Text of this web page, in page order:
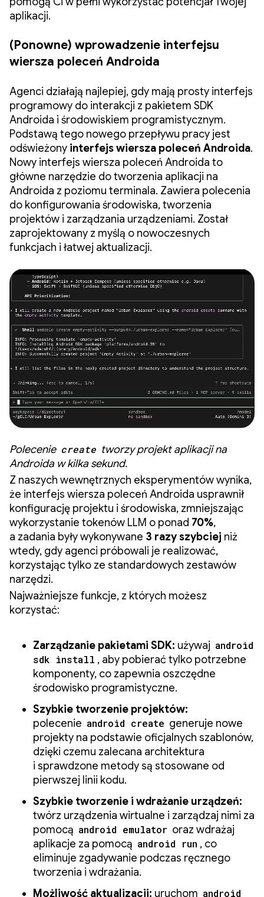
aplikacji.
(Ponowne) wprowadzenie interfejsu
wiersza poleceń Androida
Agenci działają najlepiej, gdy mają prosty interfejs
programowy do interakcji z pakietem SDK
Androida i środowiskiem programistycznym.
Podstawą tego nowego przepływu pracy jest
odświeżony interfejs wiersza poleceń Androida.
Nowy interfejs wiersza poleceń Androida to
główne narzędzie do tworzenia aplikacji na
Androida z poziomu terminala. Zawiera polecenia
do konfigurowania środowiska, tworzenia
projektów i zarządzania urządzeniami. Został
zaprojektowany z myślą o nowoczesnych
funkcjach i łatwej aktualizacji.
Polecenie create tworzy projekt aplikacji na
Androida w kilka sekund.
Z naszych wewnętrznych eksperymentów wynika,
że interfejs wiersza poleceń Androida usprawnił
konfigurację projektu i środowiska, zmniejszając
wykorzystanie tokenów LLM o ponad 70%,
a zadania były wykonywane 3 razy szybciej niż
wtedy, gdy agenci próbowali je realizować,
korzystając tylko ze standardowych zestawów
narzędzi.
Najważniejsze funkcje, z których możesz
korzystać:
Zarządzanie pakietami SDK: używaj android
sdk install , aby pobierać tylko potrzebne
komponenty, co zapewnia oszczędne
środowisko programistyczne.
Szybkie tworzenie projektów:
polecenie android create generuje nowe
projekty na podstawie oficjalnych szablonów,
dzięki czemu zalecana architektura
i sprawdzone metody są stosowane od
pierwszej linii kodu.
Szybkie tworzenie i wdrażanie urządzeń:
twórz urządzenia wirtualne i zarządzaj nimi za
pomocą android emulator oraz wdrażaj
aplikacje za pomocą android run , co
eliminuje zgadywanie podczas ręcznego
tworzenia i wdrażania.
Możliwość aktualizacji: uruchom android